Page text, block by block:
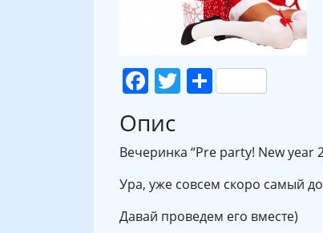
Facebook
Twitter
Опис
Вечеринка “Pre party! New year
Ура, уже совсем скоро самый
Давай проведем его вместе)